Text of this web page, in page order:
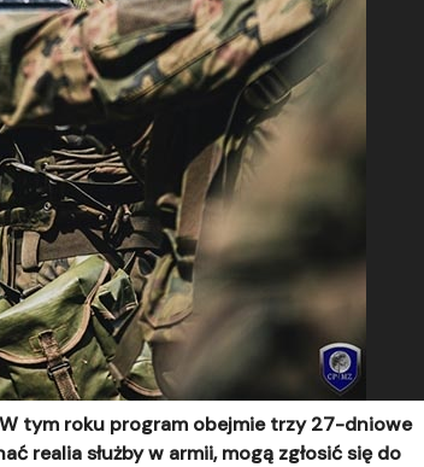
tym roku program obejmie trzy 27-dniowe
realia służby w armii, mogą zgłosić się do